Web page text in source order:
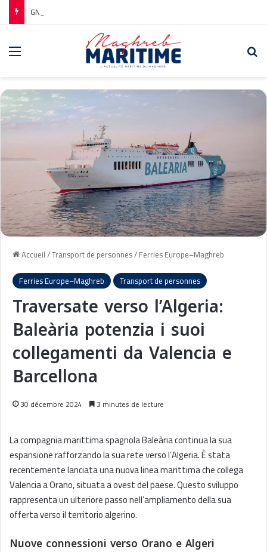
Accueil/Transport de personnes/Ferries Europe–Maghreb
Ferries Europe–Maghreb
Transport de personnes
Traversate verso l’Algeria:
Baleària potenzia i suoi
collegamenti da Valencia e
Barcellona
30 décembre 2024 3 minutes de lecture
La compagnia marittima spagnola Baleària continua la sua
espansione rafforzando la sua rete verso l’Algeria. È stata
recentemente lanciata una nuova linea marittima che collega
Valencia a Orano, situata a ovest del paese. Questo sviluppo
rappresenta un ulteriore passo nell’ampliamento della sua
offerta verso il territorio algerino.
Nuove connessioni verso Orano e Algeri